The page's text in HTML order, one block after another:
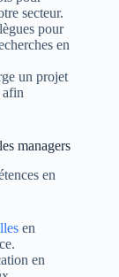
secteur.
pour
en
un projet
afin
managers
en
en
en